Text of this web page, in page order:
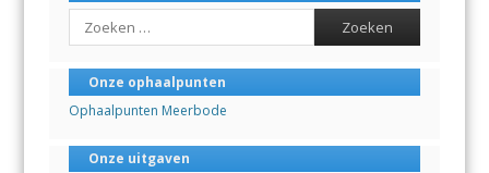
Search
Onze ophaalpunten
Ophaalpunten Meerbode
Onze uitgaven